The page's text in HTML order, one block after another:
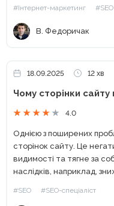
#Інтернет-маркетинг #SEO
В. Федоричак
18.09.2025 12 хв
Чому сторінки
4.0
Однією з поширених
сторінок сайту. Це
видимості та тягне за
наслідків, наприклад,
#SEO #SEO-спеціаліст